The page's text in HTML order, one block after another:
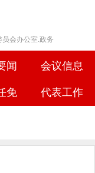
会办公室.政务
闻 会议信息
免 代表工作